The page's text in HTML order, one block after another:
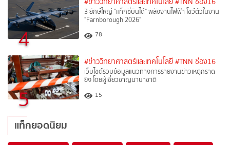
4
3 ยักษ์ใหญ่ "แท็กซี่บินได้" พลังงานไฟฟ้า โชว์ตัวในงาน
"Farnborough 2026"
78
5
#ข่าววิทยาศาสตร์และเทคโนโลยี #TNN ช่อง16
เว็บไซต์รวมข้อมูลแนวทางการรายงานข่าวเหตุกราด
ยิง โดยผู้เชี่ยวชาญนานาชาติ
15
แท็กยอดนิยม